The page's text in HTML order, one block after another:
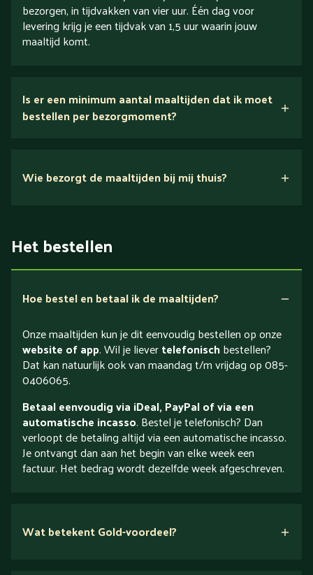
bezorgen, in tijdvakken van vier uur. Één dag voor
levering krijg je een tijdvak van 1,5 uur waarin jouw
maaltijd komt.
Is er een minimum aantal maaltijden dat ik moet
bestellen per bezorgmoment?
Wie bezorgt de maaltijden bij mij thuis?
Het bestellen
Hoe bestel en betaal ik de maaltijden?
Onze maaltijden kun je dit eenvoudig bestellen op onze
website of app. Wil je lievertelefonischbestellen?
Dat kan natuurlijk ook van maandag t/m vrijdag op 085-
0406065.
Betaal eenvoudig via iDeal, PayPal of via een
automatische incasso. Bestel je telefonisch? Dan
verloopt de betaling altijd via een automatische incasso.
Je ontvangt dan aan het begin van elke week een
factuur. Het bedrag wordt dezelfde week afgeschreven.
Wat betekent Gold-voordeel?